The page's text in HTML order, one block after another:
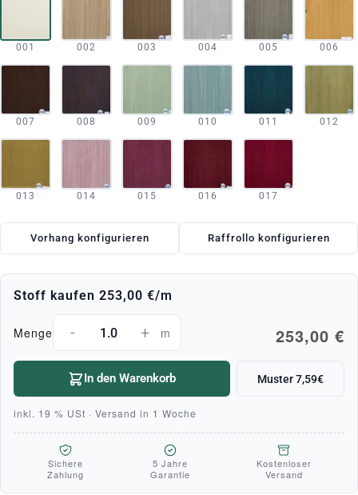
001 002 003 004 005 006
007 008 009 010 011 012
013 014 015 016 017
Vorhang konfigurieren Raffrollo konfigurieren
Stoff kaufen 253,00 €/m
Menge - + m 253,00 €
In den Warenkorb Muster 7,59€
inkl. 19 % USt · Versand in 1 Woche
Sichere
Zahlung
5 Jahre
Garantie
Kostenloser
Versand